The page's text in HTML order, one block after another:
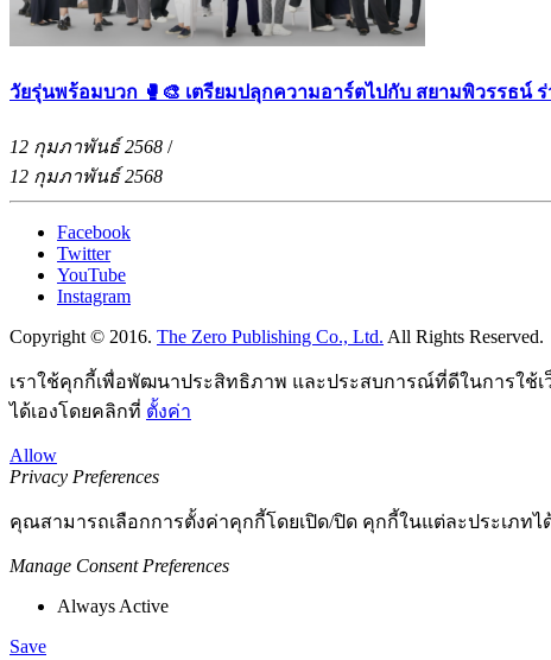
วัยรุ่นพร้อมบวก 🥊🎨 เตรียมปลุกความอาร์ตไปกับ สยามพิวรรธน์ ร่
12 กุมภาพันธ์ 2568 /
12 กุมภาพันธ์ 2568
Facebook
Twitter
YouTube
Instagram
Copyright © 2016. The Zero Publishing Co., Ltd. All Rights Reserved.
เราใช้คุกกี้เพื่อพัฒนาประสิทธิภาพ และประสบการณ์ที่ดีในการใช้
ได้เองโดยคลิกที่ ตั้งค่า
Allow
Privacy Preferences
คุณสามารถเลือกการตั้งค่าคุกกี้โดยเปิด/ปิด คุกกี้ในแต่ละประเภท
Manage Consent Preferences
Always Active
Save